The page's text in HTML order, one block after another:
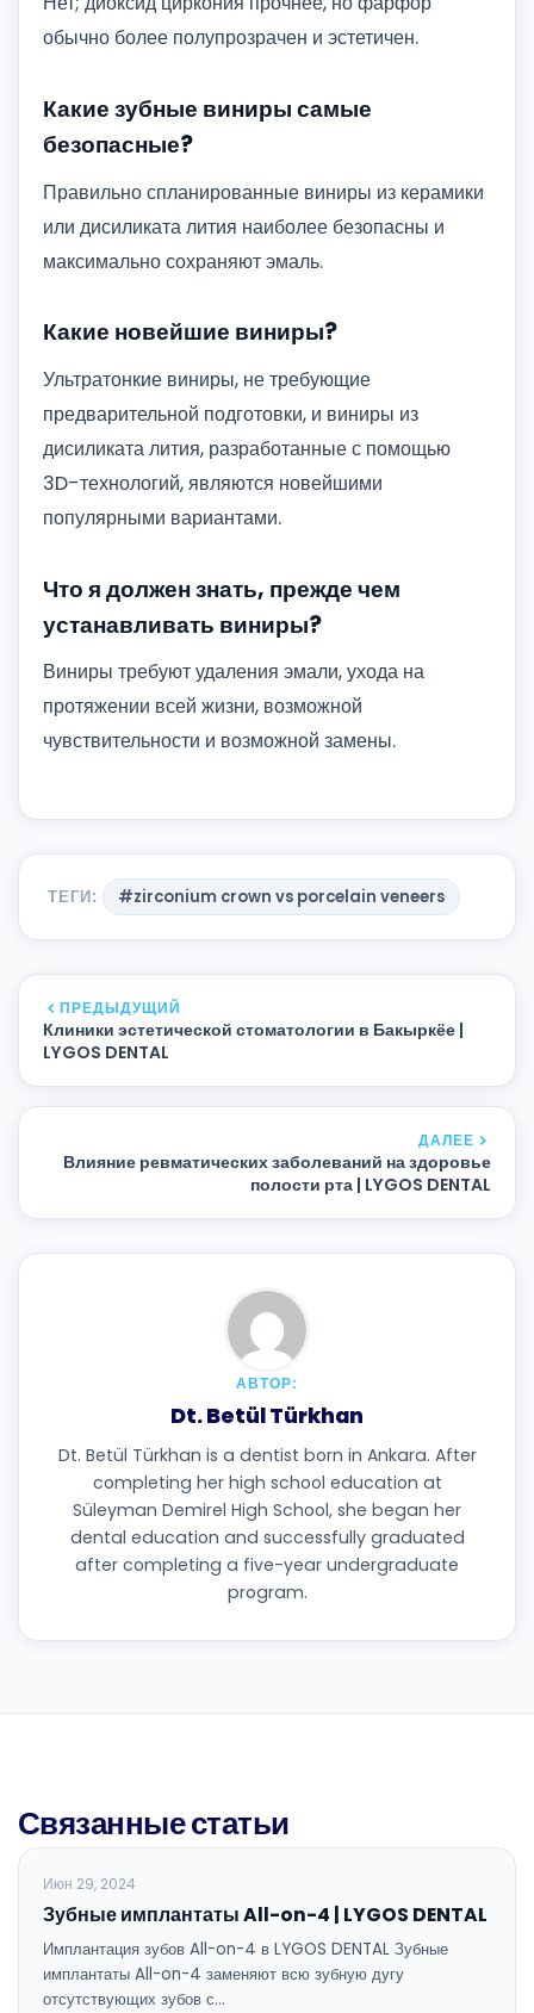
обычно более полупрозрачен и эстетичен.
Какие зубные виниры самые
безопасные?
Правильно спланированные виниры из керамики
или дисиликата лития наиболее безопасны и
максимально сохраняют эмаль.
Какие новейшие виниры?
Ультратонкие виниры, не требующие
предварительной подготовки, и виниры из
дисиликата лития, разработанные с помощью
3D-технологий, являются новейшими
популярными вариантами.
Что я должен знать, прежде чем
устанавливать виниры?
Виниры требуют удаления эмали, ухода на
протяжении всей жизни, возможной
чувствительности и возможной замены.
ТЕГИ: #zirconium crown vs porcelain veneers
ПРЕДЫДУЩИЙ
Клиники эстетической стоматологии в Бакыркёе |
LYGOS DENTAL
ДАЛЕЕ
Влияние ревматических заболеваний на здоровье
полости рта | LYGOS DENTAL
АВТОР:
Dt. Betül Türkhan
Dt. Betül Türkhan is a dentist born in Ankara. After
completing her high school education at
Süleyman Demirel High School, she began her
dental education and successfully graduated
after completing a five-year undergraduate
program.
Связанные статьи
БЛОГ
Июн 29, 2024
Зубные имплантаты All-on-4 | LYGOS DENTAL
Имплантация зубов All-on-4 в LYGOS DENTAL Зубные
имплантаты All-on-4 заменяют всю зубную дугу
отсутствующих зубов с…